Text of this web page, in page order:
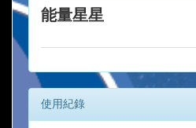
能量星星
使用紀錄